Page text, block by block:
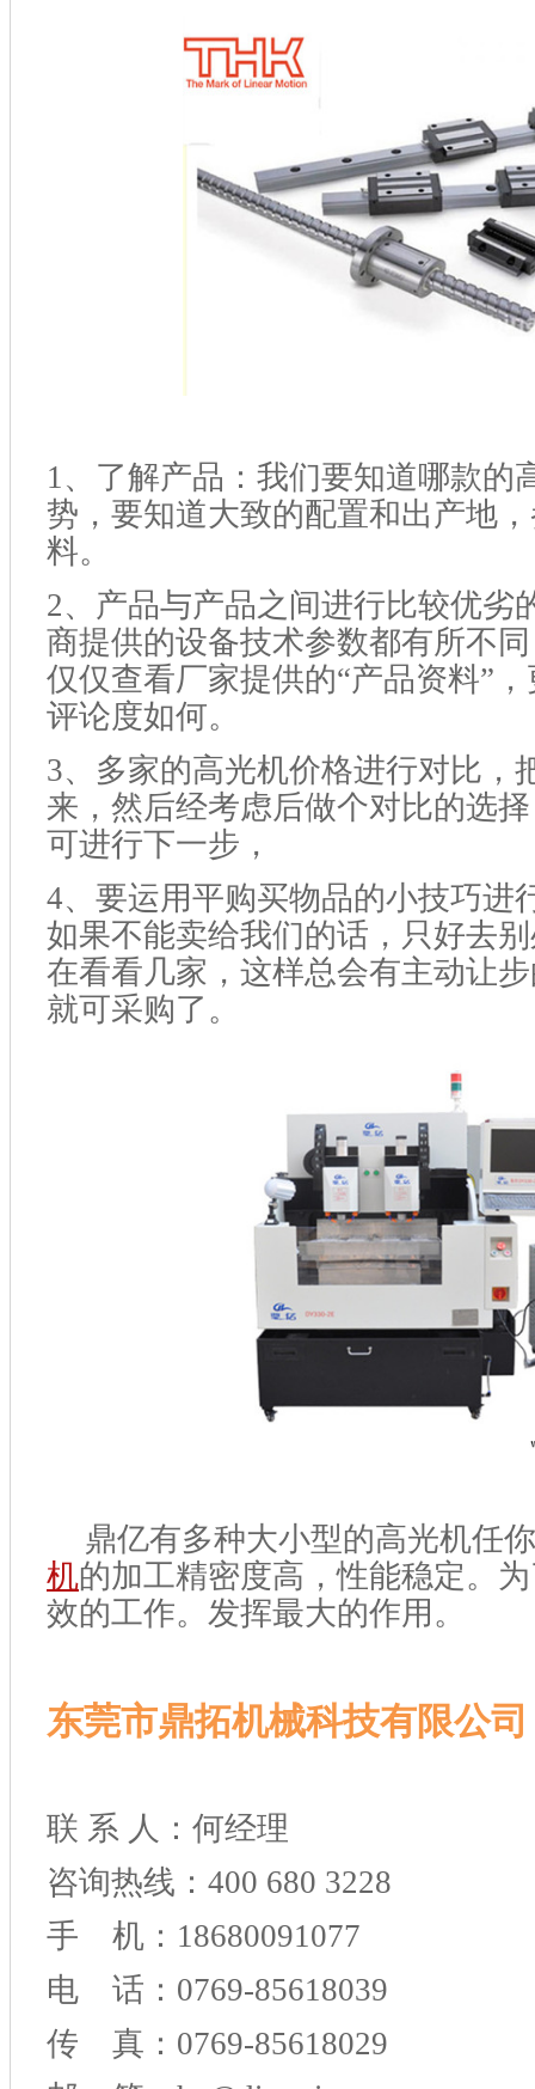
1、了解产品：我们要知道哪款的
势，要知道大致的配置和出产地
料。
2、产品与产品之间进行比较优劣
商提供的设备技术参数都有所不
仅仅查看厂家提供的“产品资料”
评论度如何。
3、多家的高光机价格进行对比，
来，然后经考虑后做个对比的选
可进行下一步，
4、要运用平购买物品的小技巧进
如果不能卖给我们的话，只好去
在看看几家，这样总会有主动让
就可采购了。
鼎亿有多种大小型的高光机任
机的加工精密度高，性能稳定。
效的工作。发挥最大的作用。
东莞市鼎拓机械科技有限公司
联 系 人：何经理
咨询热线：400 680 3228
手 机：18680091077
电 话：0769-85618039
传 真：0769-85618029